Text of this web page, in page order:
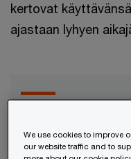
kertovat
ajastaan lyhyen
We use cookies to improve
our website traffic and to